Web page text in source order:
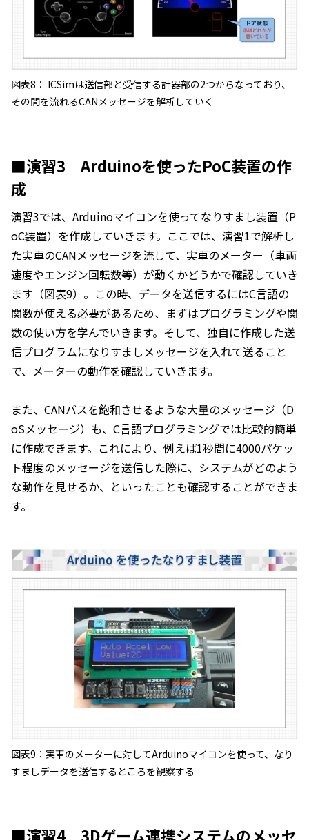
図表8： ICSimは送信部と受信する計器部の2つからなっており、
その間を流れるCANメッセージを解析していく
■演習3 Arduinoを使ったPoC装置の作
成
演習3では、Arduinoマイコンを使ってなりすまし装置（P
oC装置）を作成していきます。ここでは、演習1で解析し
た実車のCANメッセージを流して、実車のメーター（車両
速度やエンジン回転数等）が動くかどうかで確認していき
ます（図表9）。この時、データを送信するにはC言語の
関数が使える必要があるため、まずはプログラミングや関
数の使い方を学んでいきます。そして、独自に作成した送
信プログラムになりすましメッセージを入れて送ること
で、メーターの動作を確認していきます。
また、CANバスを飽和させるような大量のメッセージ（D
oSメッセージ）も、C言語プログラミングでは比較的簡単
に作成できます。これにより、例えば1秒間に4000パケッ
ト程度のメッセージを送信した際に、システムがどのよう
な動作を見せるか、といったことも確認することができま
す。
図表9：実車のメーターに対してArduinoマイコンを使って、なり
すましデータを送信するところを観察する
■演習4 3Dゲーム連携システムのメッセ